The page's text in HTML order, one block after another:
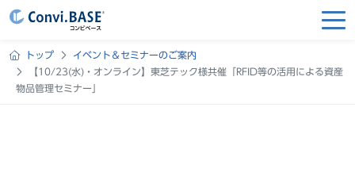
トップ
イベント＆セミナーのご案内
【10/23(水)・オンライン】東芝テック様共催「RFID等の活用による資産
物品管理セミナー」